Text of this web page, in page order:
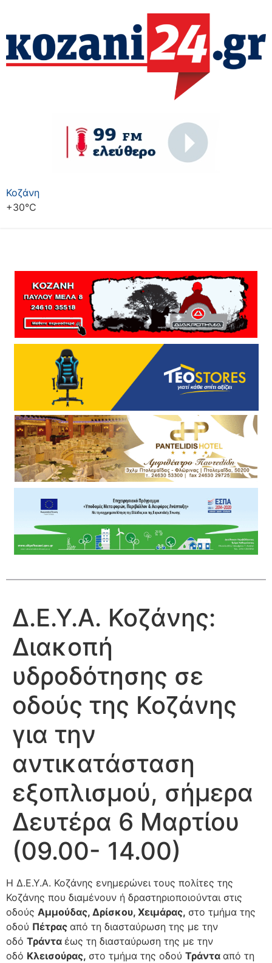
Κοζάνη
+30°C
Δ.Ε.Υ.Α. Κοζάνης:
Διακοπή
υδροδότησης σε
οδούς της Κοζάνης
για την
αντικατάσταση
εξοπλισμού, σήμερα
Δευτέρα 6 Μαρτίου
(09.00- 14.00)
Η Δ.Ε.Υ.Α. Κοζάνης ενημερώνει τους πολίτες της
Κοζάνης που διαμένουν ή δραστηριοποιούνται στις
οδούς Αμμούδας, Δρίσκου, Χειμάρας, στο τμήμα της
οδού Πέτρας από τη διασταύρωση της με την
οδό Τράντα έως τη διασταύρωση της με την
οδό Κλεισούρας, στο τμήμα της οδού Τράντα από τη